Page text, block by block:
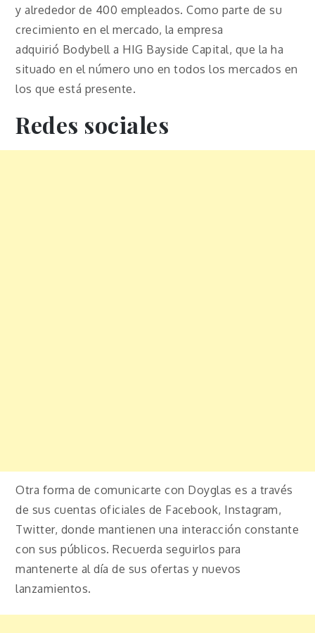
y alrededor de 400 empleados. Como parte de su
crecimiento en el mercado, la empresa
adquirió Bodybell a HIG Bayside Capital, que la ha
situado en el número uno en todos los mercados en
los que está presente.
Redes sociales
Otra forma de comunicarte con Doyglas es a través
de sus cuentas oficiales de Facebook, Instagram,
Twitter, donde mantienen una interacción constante
con sus públicos. Recuerda seguirlos para
mantenerte al día de sus ofertas y nuevos
lanzamientos.